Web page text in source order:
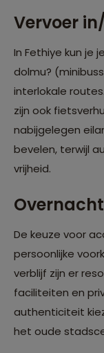
Vervoer
In Fethiye kun je
dolmu?
interlokale
zijn ook
nabijgelegen
bevelen, terwijl
vrijheid.
De keuze voor
persoonlijke
verblijf zijn er
faciliteiten en
authenticiteit
het oude